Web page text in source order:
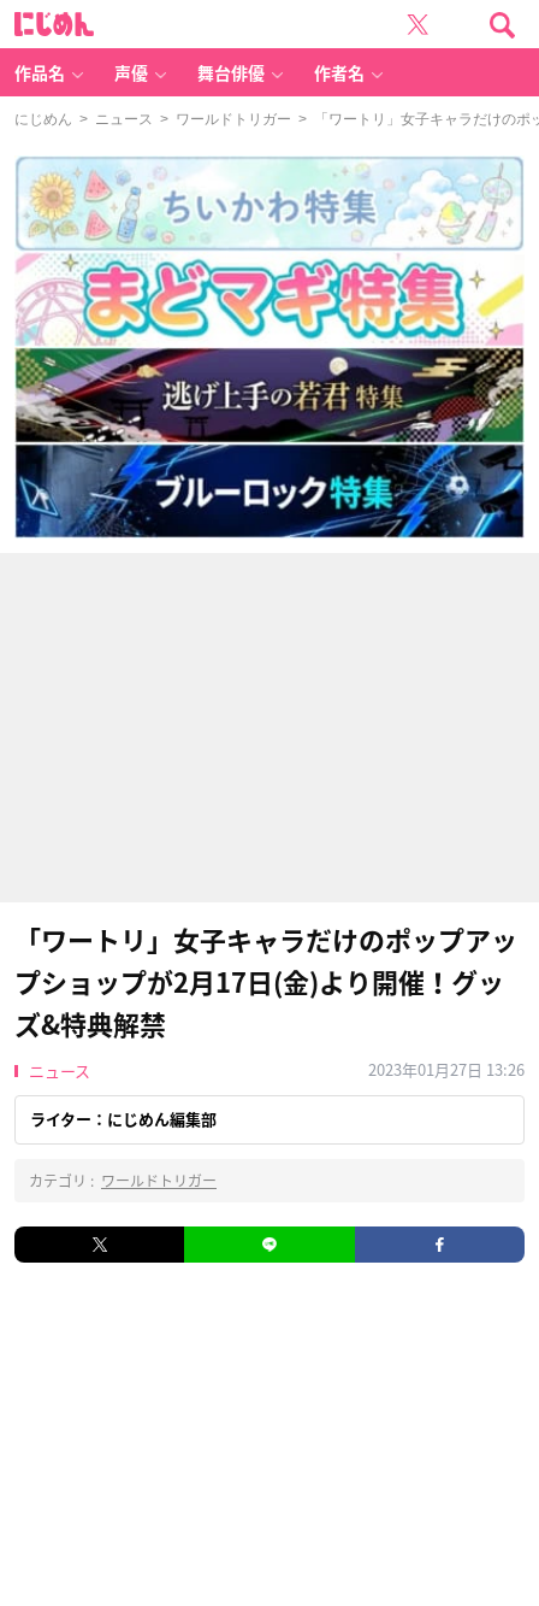
作品名 声優 舞台俳優 作者名
にじめん > ニュース > ワールドトリガー > 「ワートリ」女子キャラだけのポ
「ワートリ」女子キャラだけのポップアッ
プショップが2月17日(金)より開催！グッ
ズ&特典解禁
ニュース 2023年01月27日 13:26
ライター：にじめん編集部
カテゴリ : ワールドトリガー